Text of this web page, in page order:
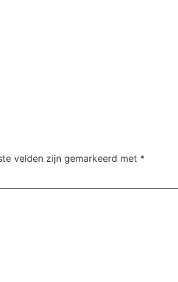
velden zijn gemarkeerd met *